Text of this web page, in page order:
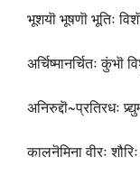
भूशयॊ भूषणॊ भूतिः
अर्चिष्मानर्चितः कुंभॊ
अनिरुद्दॊ~प्रतिरधः
कालनॆमिना वीरः